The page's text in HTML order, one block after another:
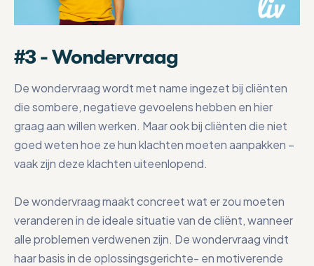
#3 - Wondervraag
De wondervraag wordt met name ingezet bij cliënten
die sombere, negatieve gevoelens hebben en hier
graag aan willen werken. Maar ook bij cliënten die niet
goed weten hoe ze hun klachten moeten aanpakken –
vaak zijn deze klachten uiteenlopend.
De wondervraag maakt concreet wat er zou moeten
veranderen in de ideale situatie van de cliënt, wanneer
alle problemen verdwenen zijn. De wondervraag vindt
haar basis in de oplossingsgerichte- en motiverende